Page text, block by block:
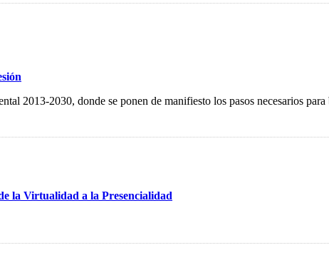
2013-2030, donde se ponen de manifiesto los pasos necesarios
la Virtualidad a la Presencialidad